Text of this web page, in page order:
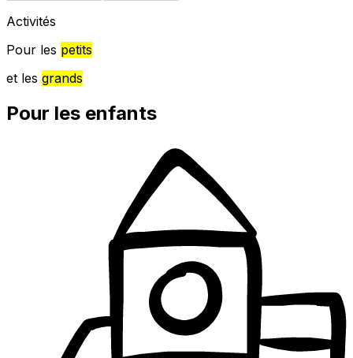
Activités
Pour les petits
et les grands
Pour les enfants